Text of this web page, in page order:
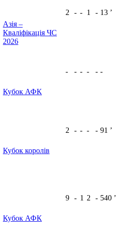
Азія –
Кваліфікація ЧС
2026
2 - - 1 - 13 ʼ
Кубок АФК
- - - - - -
Кубок королів
2 - - - - 91 ʼ
Кубок АФК
9 - 1 2 - 540 ʼ